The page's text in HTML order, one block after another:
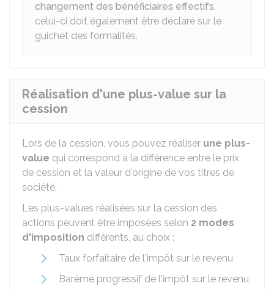
changement des bénéficiaires effectifs,
celui-ci doit également être déclaré sur le
guichet des formalités.
Réalisation d'une plus-value sur la
cession
Lors de la cession, vous pouvez réaliser une plus-
value qui correspond à la différence entre le prix
de cession et la valeur d'origine de vos titres de
société.
Les plus-values réalisées sur la cession des
actions peuvent être imposées selon 2 modes
d'imposition différents, au choix :
Taux forfaitaire de l'impôt sur le revenu
Barème progressif de l'impôt sur le revenu